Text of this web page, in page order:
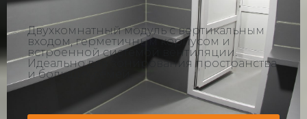
Двухкомнатный модуль с вертикальным
входом, герметичным корпусом и
встроенной системой вентиляции.
Идеально для зонирования пространства
и больших семей.